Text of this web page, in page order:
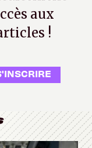
aux
!